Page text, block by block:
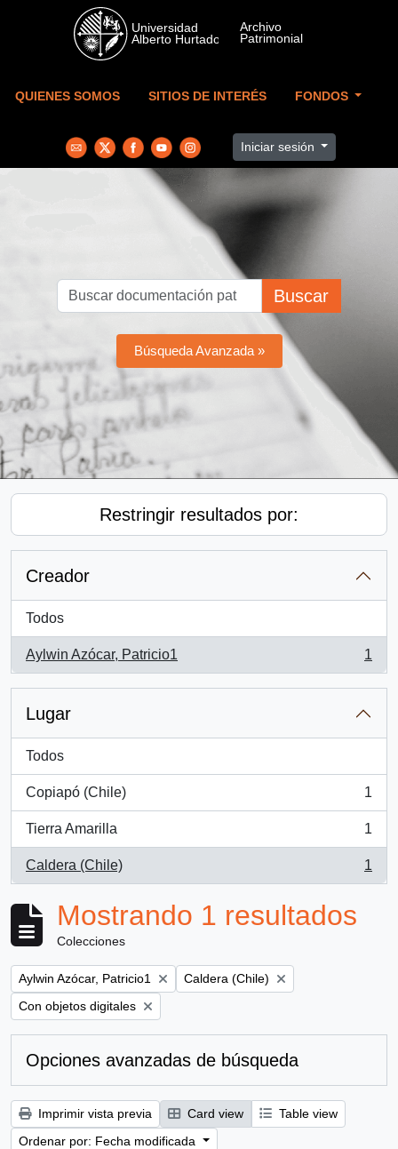
Skip to main content
QUIENES SOMOS SITIOS DE INTERÉS FONDOS
Iniciar sesión
Buscar
Búsqueda Avanzada »
Restringir resultados por:
Creador
Todos
Aylwin Azócar, Patricio1
, 1 resultados
1
Lugar
Todos
Copiapó (Chile)
, 1 resultados
1
Tierra Amarilla
, 1 resultados
1
Caldera (Chile)
, 1 resultados
1
Mostrando 1 resultados
Colecciones
Remove filter:
Aylwin Azócar, Patricio1 Remove filter:
Caldera (Chile)
Remove filter:
Con objetos digitales
Opciones avanzadas de búsqueda
Imprimir vista previa Card view
Table view
Ordenar por: Fecha modificada